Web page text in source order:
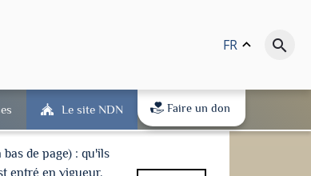
FR keyboard_arrow_up search
Le site NDN Faire un don
de page) : qu'ils
entré en vigueur.